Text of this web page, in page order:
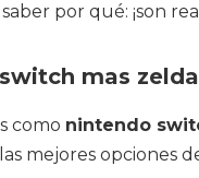
por qué: ¡son
mas zelda
como nintendo
mejores opciones